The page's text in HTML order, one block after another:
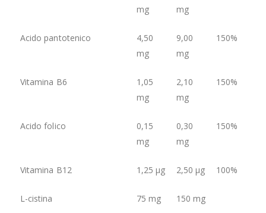
mg
mg
Acido pantotenico
4,50
mg
9,00
mg
150%
Vitamina B6
1,05
mg
2,10
mg
150%
Acido folico
0,15
mg
0,30
mg
150%
Vitamina B12 1,25 µg 2,50 µg 100%
L-cistina 75 mg 150 mg